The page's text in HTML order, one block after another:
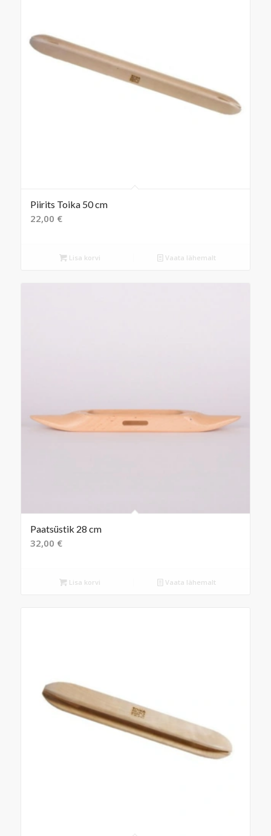
Piirits Toika 50 cm
22,00 €
Lisa korvi Vaata lähemalt
Paatsüstik 28 cm
32,00 €
Lisa korvi Vaata lähemalt